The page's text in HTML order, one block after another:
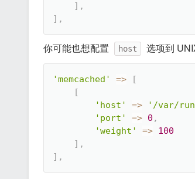
] ,
] ,
你可能也想配置 host 选项到
'memcached' =>
[
[
'host'
=> '/var/run/
'port'
=> 0 ,
'weight'
=> 100
] ,
] ,